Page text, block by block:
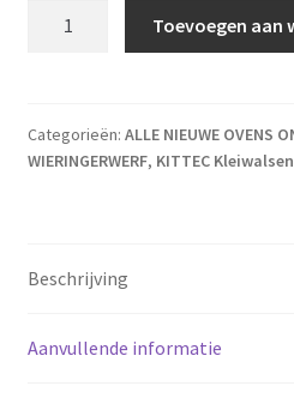
Toevoegen aan
Categorieën: ALLE NIEUWE OVENS
WIERINGERWERF, KITTEC Kleiwalsen
Beschrijving
Aanvullende informatie